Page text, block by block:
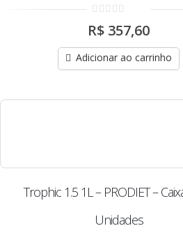
out
5
R$ 357,60
Adicionar ao carrinho
Trophic 1.5 1L – PRODIET –
Unidades